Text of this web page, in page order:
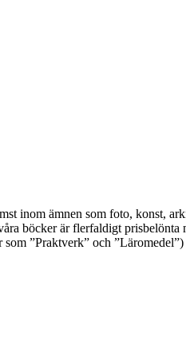
inom ämnen som foto, konst,
böcker är flerfaldigt prisbelönta
”Praktverk” och